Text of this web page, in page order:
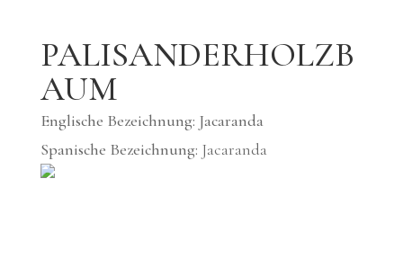
PALISANDERHOLZB
AUM
Englische Bezeichnung: Jacaranda
Spanische Bezeichnung: Jacaranda